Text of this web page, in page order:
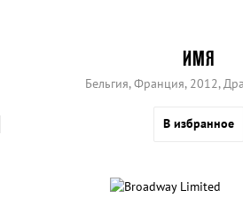
ИМЯ
Бельгия, Франция, 2012,
В избранное